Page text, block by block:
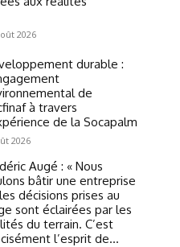
2026
durable :
de
à travers
de la Socapalm
2026
Augé : « Nous
bâtir une entreprise
décisions prises au
sont éclairées par les
du terrain. C’est
l’esprit de...